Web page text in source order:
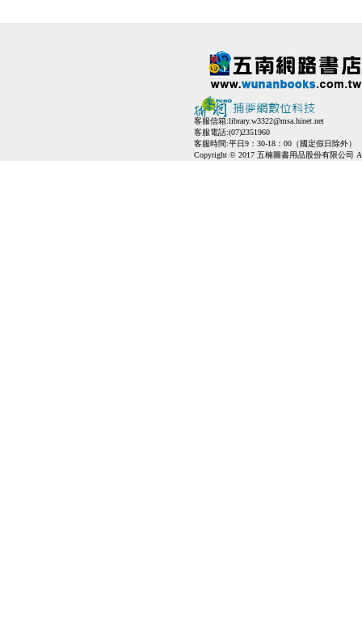
客服信箱:library.w3322@msa.hinet.net
客服電話:(07)2351960
客服時間:平日9：30-18：00（國定假日除外）
Copyright © 2017 五楠圖書用品股份有限公司